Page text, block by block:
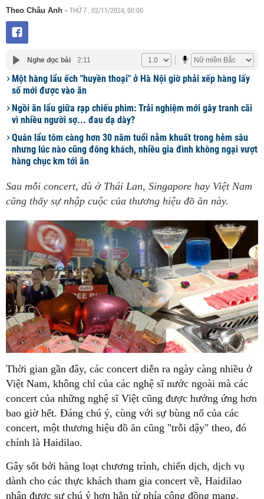
Theo Châu Anh - THỨ 7 , 02/11/2024, 00:00
Nghe đọc bài 2:11
Một hàng lẩu ếch "huyền thoại" ở Hà Nội giờ phải xếp hàng lấy
số mới được vào ăn
Ngồi ăn lẩu giữa rạp chiếu phim: Trải nghiệm mới gây tranh cãi
vì nhiều người sợ... đau dạ dày?
Quán lẩu tôm càng hơn 30 năm tuổi nằm khuất trong hẻm sâu
nhưng lúc nào cũng đông khách, nhiều gia đình không ngại vượt
hàng chục km tới ăn
Sau mỗi concert, dù ở Thái Lan, Singapore hay Việt Nam
cũng thấy sự nhập cuộc của thương hiệu đồ ăn này.
Thời gian gần đây, các concert diễn ra ngày càng nhiều ở
Việt Nam, không chỉ của các nghệ sĩ nước ngoài mà các
concert của những nghệ sĩ Việt cũng được hưởng ứng hơn
bao giờ hết. Đáng chú ý, cùng với sự bùng nổ của các
concert, một thương hiệu đồ ăn cũng "trỗi dậy" theo, đó
chính là Haidilao.
Gây sốt bởi hàng loạt chương trình, chiến dịch, dịch vụ
dành cho các thực khách tham gia concert về, Haidilao
nhận được sự chú ý hơn hẳn từ phía cộng đồng mạng.